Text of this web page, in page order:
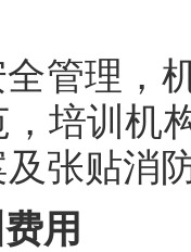
管理，
培训机
张贴消
用